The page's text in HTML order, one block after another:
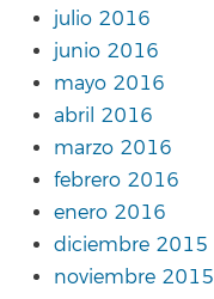
julio 2016
junio 2016
mayo 2016
abril 2016
marzo 2016
febrero 2016
enero 2016
diciembre 2015
noviembre 2015